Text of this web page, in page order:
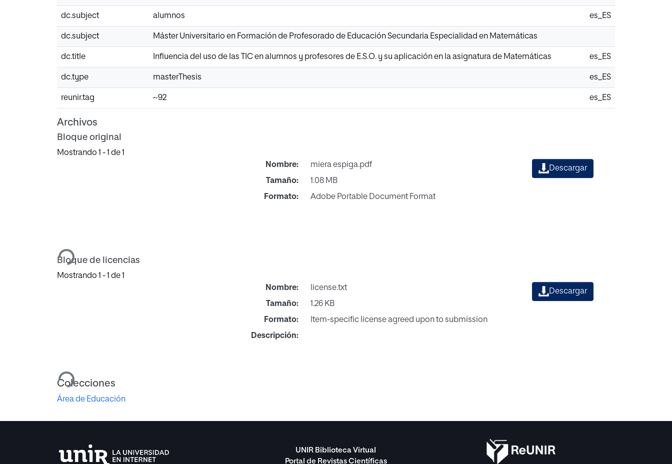
dc.subject alumnos es_ES
dc.subject Máster Universitario en Formación de Profesorado de Educación Secundaria Especialidad en Matemáticas
dc.title Influencia del uso de las TIC en alumnos y profesores de E.S.O. y su aplicación en la asignatura de Matemáticas es_ES
dc.type masterThesis es_ES
reunir.tag ~92 es_ES
Archivos
Bloque original
Mostrando 1 - 1 de 1
Cargando...
Nombre:
miera espiga.pdf
Tamaño:
1.08 MB
Formato:
Adobe Portable Document Format
Descargar
Bloque de licencias
Mostrando 1 - 1 de 1
Cargando...
Nombre:
license.txt
Tamaño:
1.26 KB
Formato:
Item-specific license agreed upon to submission
Descripción:
Descargar
Colecciones
Área de Educación
UNIR Biblioteca Virtual
Portal de Revistas Científicas